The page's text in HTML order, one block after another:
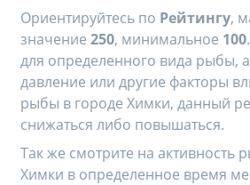
Ориентируйтесь по Рейтингу,
значение 250, минимальное 100
для определенного вида рыбы,
давление или другие факторы
рыбы в городе Химки, данный
снижаться либо повышаться.
Так же смотрите на активность
Химки в определенное время